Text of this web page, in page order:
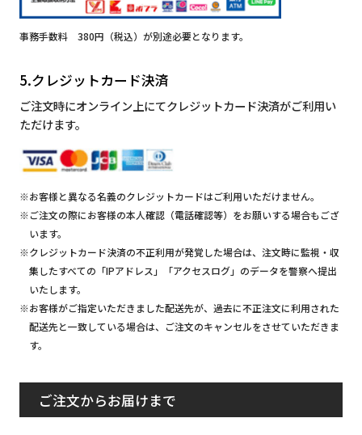
事務手数料 380円（税込）が別途必要となります。
5.クレジットカード決済
ご注文時にオンライン上にてクレジットカード決済がご利用い
ただけます。
※お客様と異なる名義のクレジットカードはご利用いただけません。
※ご注文の際にお客様の本人確認（電話確認等）をお願いする場合もござ
います。
※クレジットカード決済の不正利用が発覚した場合は、注文時に監視・収
集したすべての「IPアドレス」「アクセスログ」のデータを警察へ提出
いたします。
※お客様がご指定いただきました配送先が、過去に不正注文に利用された
配送先と一致している場合は、ご注文のキャンセルをさせていただきま
す。
ご注文からお届けまで